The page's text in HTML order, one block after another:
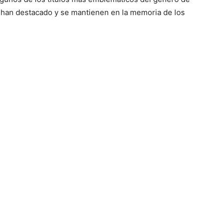
destacado y se mantienen en la memoria de los